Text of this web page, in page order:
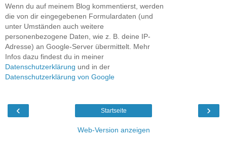
Wenn du auf meinem Blog kommentierst, werden
die von dir eingegebenen Formulardaten (und
unter Umständen auch weitere
personenbezogene Daten, wie z. B. deine IP-
Adresse) an Google-Server übermittelt. Mehr
Infos dazu findest du in meiner
Datenschutzerklärung und in der
Datenschutzerklärung von Google
‹ ›
Startseite
Web-Version anzeigen